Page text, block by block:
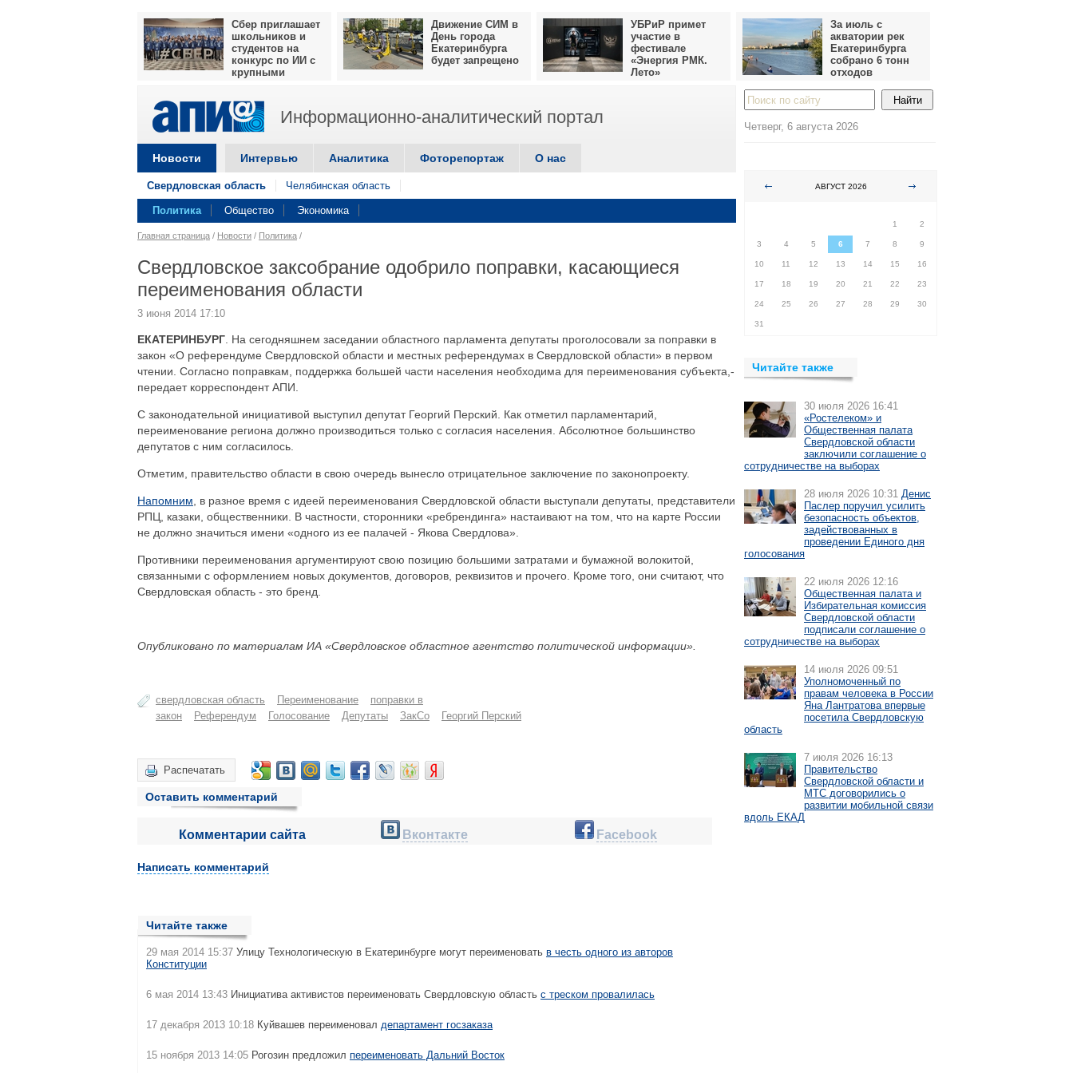
Сбер приглашает
школьников и
студентов на
конкурс по ИИ с
крупными
Движение СИМ в
День города
Екатеринбурга
будет запрещено
УБРиР примет
участие в
фестивале
«Энергия РМК.
Лето»
За июль с
акватории рек
Екатеринбурга
собрано 6 тонн
отходов
Информационно-аналитический портал
Новости Интервью Аналитика Фоторепортаж О нас
Свердловская область Челябинская область
Политика Общество Экономика
Главная страница / Новости / Политика /
Свердловское заксобрание одобрило поправки, касающиеся
переименования области
3 июня 2014 17:10
ЕКАТЕРИНБУРГ . На сегодняшнем заседании областного парламента депутаты проголосовали за поправки в
закон «О референдуме Свердловской области и местных референдумах в Свердловской области» в первом
чтении. Согласно поправкам, поддержка большей части населения необходима для переименования субъекта,-
передает корреспондент АПИ.
С законодательной инициативой выступил депутат Георгий Перский. Как отметил парламентарий,
переименование региона должно производиться только с согласия населения. Абсолютное большинство
депутатов с ним согласилось.
Отметим, правительство области в свою очередь вынесло отрицательное заключение по законопроекту.
Напомним , в разное время с идеей переименования Свердловской области выступали депутаты, представители
РПЦ, казаки, общественники. В частности, сторонники «ребрендинга» настаивают на том, что на карте России
не должно значиться имени «одного из ее палачей - Якова Свердлова».
Противники переименования аргументируют свою позицию большими затратами и бумажной волокитой,
связанными с оформлением новых документов, договоров, реквизитов и прочего. Кроме того, они считают, что
Свердловская область - это бренд.
Опубликовано по материалам ИА «Свердловское областное агентство политической информации».
свердловская область Переименование
поправки в
закон
Референдум Голосование Депутаты ЗакСо Георгий Перский
Распечатать
Оставить комментарий
Комментарии сайта Вконтакте Facebook
Написать комментарий
Читайте также
29 мая 2014 15:37 Улицу Технологическую в Екатеринбурге могут переименовать в честь одного из авторов
Конституции
6 мая 2014 13:43 Инициатива активистов переименовать Свердловскую область с треском провалилась
17 декабря 2013 10:18 Куйвашев переименовал департамент госзаказа
15 ноября 2013 14:05 Рогозин предложил переименовать Дальний Восток
Четверг, 6 августа 2026
АВГУСТ 2026
1
2
3 4 5 6 7 8 9
10 11 12 13 14 15 16
17 18 19 20 21 22 23
24 25 26 27 28 29 30
31
Читайте также
30 июля 2026 16:41
«Ростелеком» и
Общественная палата
Свердловской области
заключили соглашение о
сотрудничестве на выборах
28 июля 2026 10:31 Денис
Паслер поручил усилить
безопасность объектов,
задействованных в
проведении Единого дня
голосования
22 июля 2026 12:16
Общественная палата и
Избирательная комиссия
Свердловской области
подписали соглашение о
сотрудничестве на выборах
14 июля 2026 09:51
Уполномоченный по
правам человека в России
Яна Лантратова впервые
посетила Свердловскую
область
7 июля 2026 16:13
Правительство
Свердловской области и
МТС договорились о
развитии мобильной связи
вдоль ЕКАД